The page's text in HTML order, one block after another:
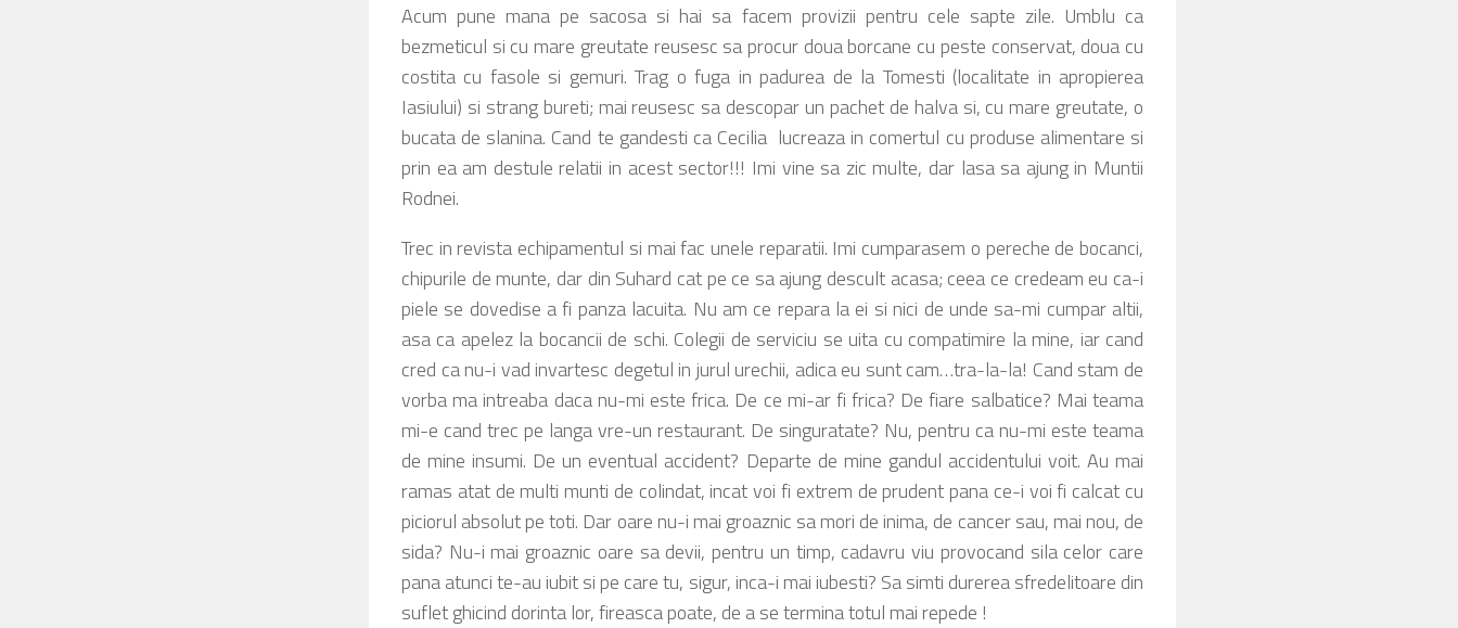
Acum pune mana pe sacosa si hai sa facem provizii pentru cele sapte zile. Umblu ca
bezmeticul si cu mare greutate reusesc sa procur doua borcane cu peste conservat, doua cu
costita cu fasole si gemuri. Trag o fuga in padurea de la Tomesti (localitate in apropierea
Iasiului) si strang bureti; mai reusesc sa descopar un pachet de halva si, cu mare greutate, o
bucata de slanina. Cand te gandesti ca Cecilia lucreaza in comertul cu produse alimentare si
prin ea am destule relatii in acest sector!!! Imi vine sa zic multe, dar lasa sa ajung in Muntii
Rodnei.
Trec in revista echipamentul si mai fac unele reparatii. Imi cumparasem o pereche de bocanci,
chipurile de munte, dar din Suhard cat pe ce sa ajung descult acasa; ceea ce credeam eu ca-i
piele se dovedise a fi panza lacuita. Nu am ce repara la ei si nici de unde sa-mi cumpar altii,
asa ca apelez la bocancii de schi. Colegii de serviciu se uita cu compatimire la mine, iar cand
cred ca nu-i vad invartesc degetul in jurul urechii, adica eu sunt cam…tra-la-la! Cand stam de
vorba ma intreaba daca nu-mi este frica. De ce mi-ar fi frica? De fiare salbatice? Mai teama
mi-e cand trec pe langa vre-un restaurant. De singuratate? Nu, pentru ca nu-mi este teama
de mine insumi. De un eventual accident? Departe de mine gandul accidentului voit. Au mai
ramas atat de multi munti de colindat, incat voi fi extrem de prudent pana ce-i voi fi calcat cu
piciorul absolut pe toti. Dar oare nu-i mai groaznic sa mori de inima, de cancer sau, mai nou, de
sida? Nu-i mai groaznic oare sa devii, pentru un timp, cadavru viu provocand sila celor care
pana atunci te-au iubit si pe care tu, sigur, inca-i mai iubesti? Sa simti durerea sfredelitoare din
suflet ghicind dorinta lor, fireasca poate, de a se termina totul mai repede !